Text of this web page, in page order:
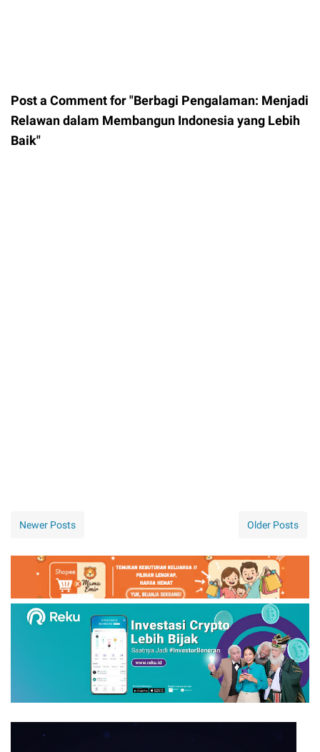
Post a Comment for "Berbagi Pengalaman: Menjadi
Relawan dalam Membangun Indonesia yang Lebih
Baik"
Newer Posts Older Posts